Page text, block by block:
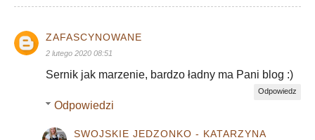
ZAFASCYNOWANE
2 lutego 2020 08:51
Sernik jak marzenie, bardzo ładny ma Pani blog :)
Odpowiedz
Odpowiedzi
SWOJSKIE JEDZONKO - KATARZYNA